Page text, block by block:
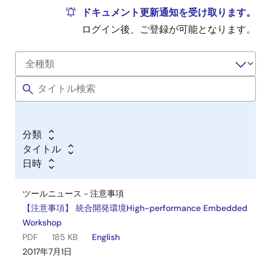
ログインしてダウンロード
ZIP
18 KB
ソフトウェア／ツール－その他
シミュレータ・デバッガ用ファイル操作低水準インタフェ
ースルーチン環境作成ファイル ユーティリティ
ログインしてダウンロード
ソフトウェア／ツール－その他
マニュアルナビゲータ (H8コンパイラ版、CD用) ユーティ
リティ
ログインしてダウンロード
EXE
275 KB
2005年4月9日
ソフトウェア／ツール－その他
マニュアルナビゲータ (H8コンパイラ版、Web用) ユーテ
ィリティ
ドキュメント更新通知を受け取ります。
ログイン後、ご登録が可能となります。
分類
タイトル
日時
ツールニュース－注意事項
【注意事項】 統合開発環境High-performance Embedded
Workshop
PDF
185 KB
English
2017年7月1日